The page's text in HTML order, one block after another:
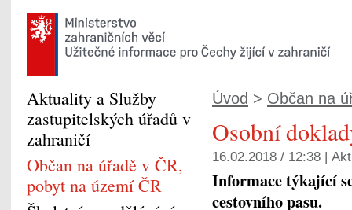
Úvod > Občan na
Osobní
16.02.2018 / 12:38 |
Informace týkající
cestovního pasu.
Aktuality a Služby
zastupitelských úřadů v
zahraničí
Občan na úřadě v ČR,
pobyt na území ČR